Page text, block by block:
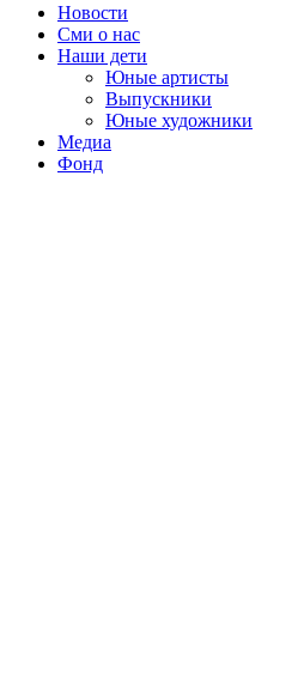
Новости
Сми о нас
Наши дети
Юные артисты
Выпускники
Юные художники
Медиа
Фонд